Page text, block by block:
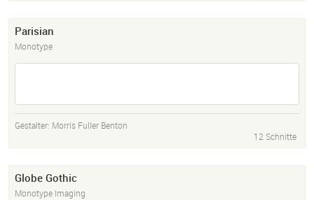
Parisian
Monotype
Gestalter: Morris Fuller Benton
12 Schnitte
Globe Gothic
Monotype Imaging